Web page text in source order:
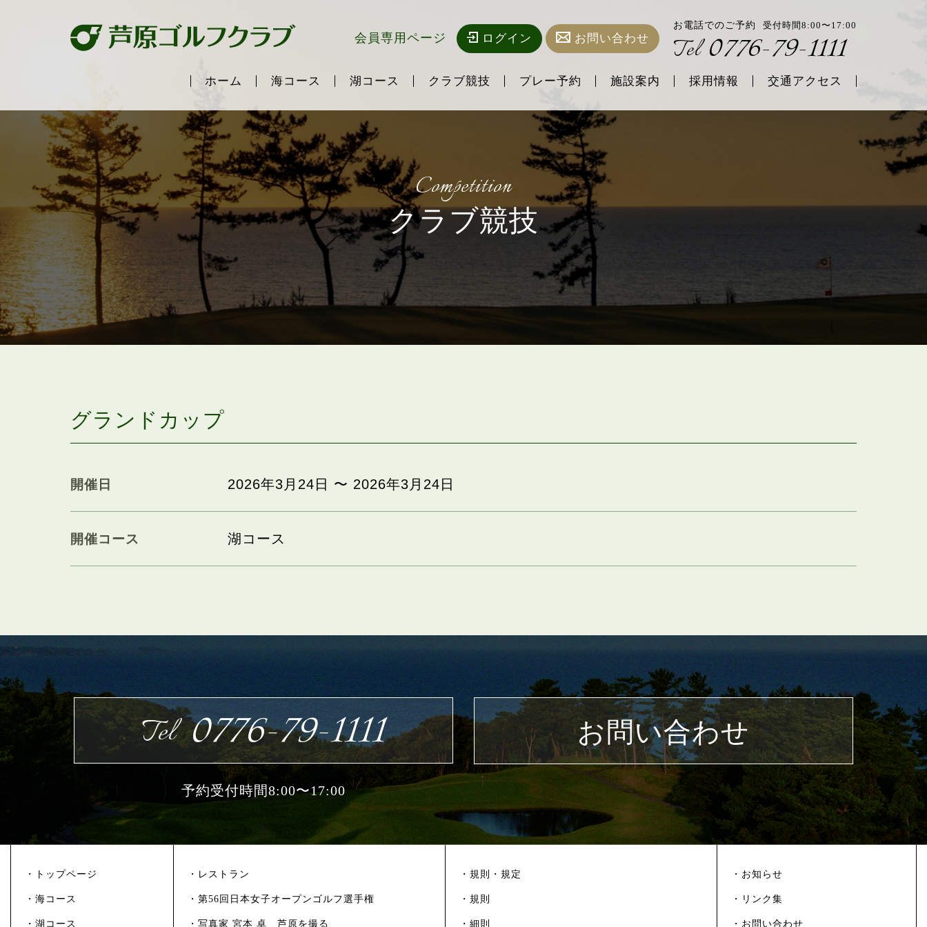
会員専用ページ ログイン お問い合わせ
お電話でのご予約 受付時間8:00〜17:00
Tel 0776-79-1111
ホーム 海コース 湖コース クラブ競技 プレー予約 施設案内 採用情報 交通アクセス
Competition
クラブ競技
グランドカップ
開催日 2026年3月24日 〜 2026年3月24日
開催コース 湖コース
Tel 0776-79-1111
予約受付時間8:00〜17:00
お問い合わせ
・トップページ
・海コース
・湖コース
・レストラン
・第56回日本女子オープンゴルフ選手権
・写真家 宮本 卓 芦原を撮る
・規則・規定
・規則
・細則
・お知らせ
・リンク集
・お問い合わせ